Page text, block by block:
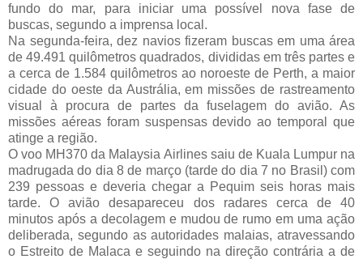
fundo do mar, para iniciar uma possível nova fase de
buscas, segundo a imprensa local.
Na segunda-feira, dez navios fizeram buscas em uma área
de 49.491 quilômetros quadrados, divididas em três partes e
a cerca de 1.584 quilômetros ao noroeste de Perth, a maior
cidade do oeste da Austrália, em missões de rastreamento
visual à procura de partes da fuselagem do avião. As
missões aéreas foram suspensas devido ao temporal que
atinge a região.
O voo MH370 da Malaysia Airlines saiu de Kuala Lumpur na
madrugada do dia 8 de março (tarde do dia 7 no Brasil) com
239 pessoas e deveria chegar a Pequim seis horas mais
tarde. O avião desapareceu dos radares cerca de 40
minutos após a decolagem e mudou de rumo em uma ação
deliberada, segundo as autoridades malaias, atravessando
o Estreito de Malaca e seguindo na direção contrária a de